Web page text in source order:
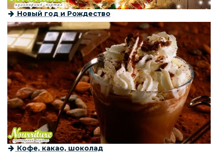
Новый год и Рождество
Кофе, какао, шоколад